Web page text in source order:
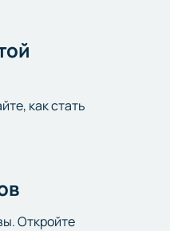
как стать
Откройте